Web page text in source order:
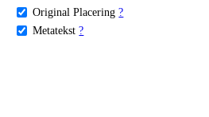
Original Placering ?
Metatekst ?